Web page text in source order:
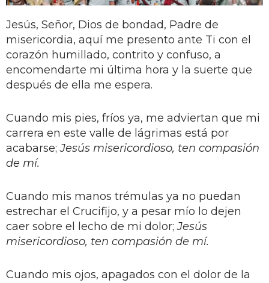
Jesús, Señor, Dios de bondad, Padre de
misericordia, aquí me presento ante Ti con el
corazón humillado, contrito y confuso, a
encomendarte mi última hora y la suerte que
después de ella me espera.
Cuando mis pies, fríos ya, me adviertan que mi
carrera en este valle de lágrimas está por
acabarse;Jesús misericordioso, ten compasión
de mí.
Cuando mis manos trémulas ya no puedan
estrechar el Crucifijo, y a pesar mío lo dejen
caer sobre el lecho de mi dolor;Jesús
misericordioso, ten compasión de mí.
Cuando mis ojos, apagados con el dolor de la